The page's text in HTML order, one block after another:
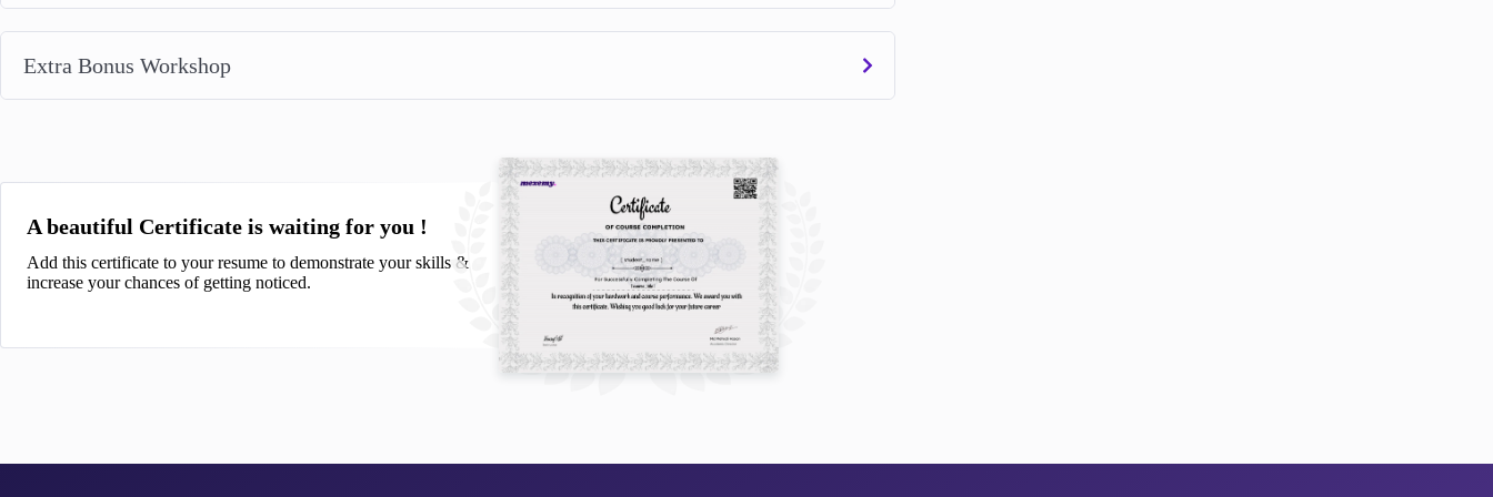
Extra Bonus Workshop
A beautiful Certificate is waiting for you !
Add this certificate to your resume to demonstrate your skills &
increase your chances of getting noticed.